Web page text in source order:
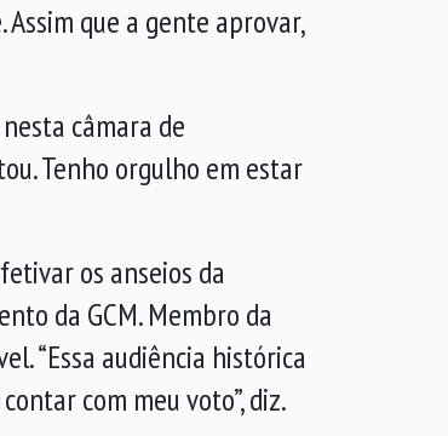
que a gente aprovar,
câmara de
Tenho orgulho em estar
os anseios da
da GCM. Membro da
“Essa audiência histórica
com meu voto”, diz.